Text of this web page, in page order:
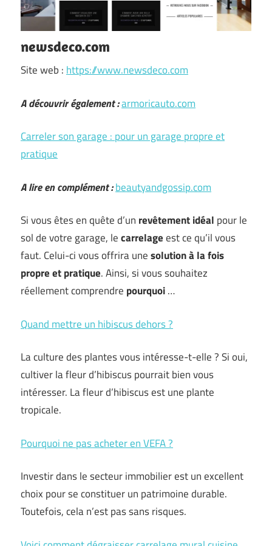
newsdeco.com
Site web : https://www.newsdeco.com
A découvrir également :armoricauto.com
Carreler son garage : pour un garage propre et
pratique
A lire en complément :beautyandgossip.com
Si vous êtes en quête d’un revêtement idéal pour le
sol de votre garage, lecarrelageest ce qu’il vous
faut. Celui-ci vous offrira unesolution à la fois
propre et pratique. Ainsi, si vous souhaitez
réellement comprendre pourquoi…
Quand mettre un hibiscus dehors ?
La culture des plantes vous intéresse-t-elle ? Si oui,
cultiver la fleur d’hibiscus pourrait bien vous
intéresser. La fleur d’hibiscus est une plante
tropicale.
Pourquoi ne pas acheter en VEFA ?
Investir dans le secteur immobilier est un excellent
choix pour se constituer un patrimoine durable.
Toutefois, cela n’est pas sans risques.